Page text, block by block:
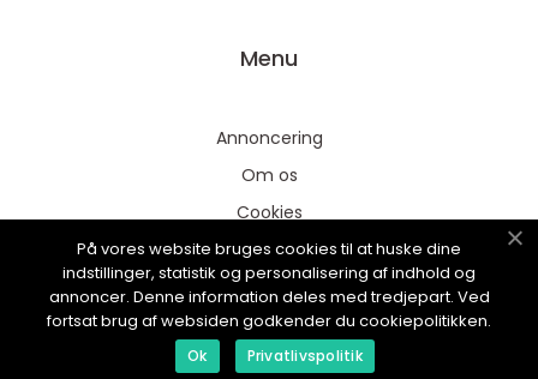
Menu
Annoncering
Om os
Cookies
Kontakt os
Sitemap
På vores website bruges cookies til at huske dine
indstillinger, statistik og personalisering af indhold og
annoncer. Denne information deles med tredjepart. Ved
fortsat brug af websiden godkender du cookiepolitikken.
Ok Privatlivspolitik